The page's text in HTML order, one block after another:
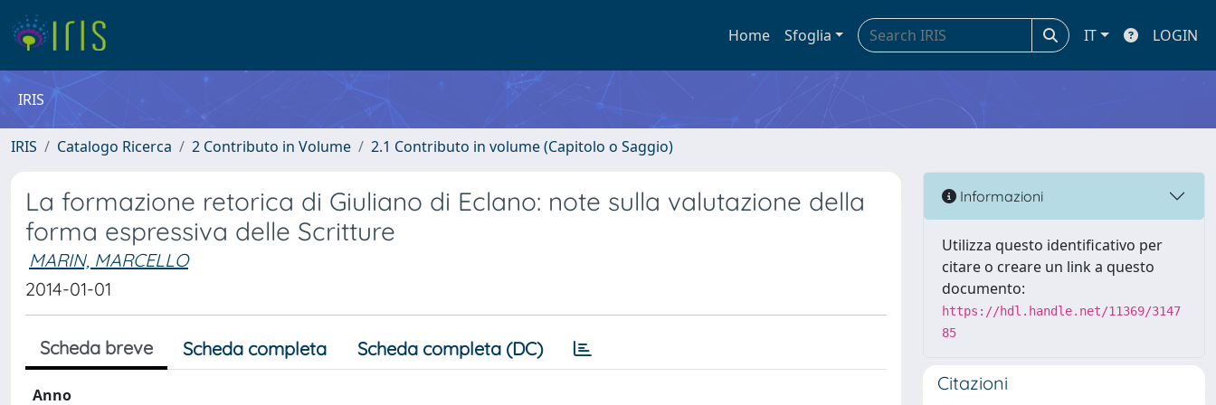
Home Sfoglia IT LOGIN
IRIS
IRIS Catalogo Ricerca 2 Contributo in Volume 2.1 Contributo in volume (Capitolo o Saggio)
La formazione retorica di Giuliano di Eclano: note sulla valutazione della
forma espressiva delle Scritture
MARIN, MARCELLO
2014-01-01
Scheda breve Scheda completa Scheda completa (DC)
Anno
Informazioni
Utilizza questo identificativo per
citare o creare un link a questo
documento:
https://hdl.handle.net/11369/3147
85
Citazioni